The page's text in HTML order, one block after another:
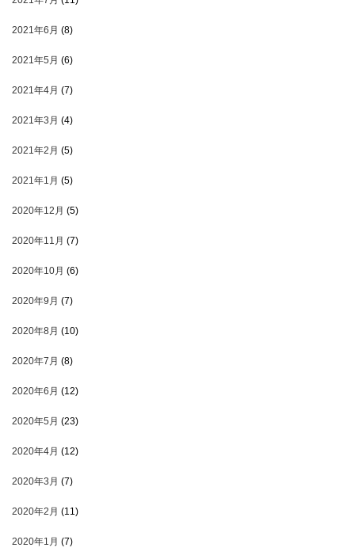
2021年6月 (8)
2021年5月 (6)
2021年4月 (7)
2021年3月 (4)
2021年2月 (5)
2021年1月 (5)
2020年12月 (5)
2020年11月 (7)
2020年10月 (6)
2020年9月 (7)
2020年8月 (10)
2020年7月 (8)
2020年6月 (12)
2020年5月 (23)
2020年4月 (12)
2020年3月 (7)
2020年2月 (11)
2020年1月 (7)